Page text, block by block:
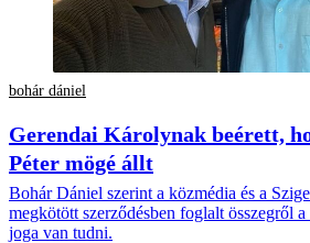
bohár dániel
Gerendai Károlynak beérett,
Péter mögé állt
Bohár Dániel szerint a közmédia és a
megkötött szerződésben foglalt összegről
joga van tudni.